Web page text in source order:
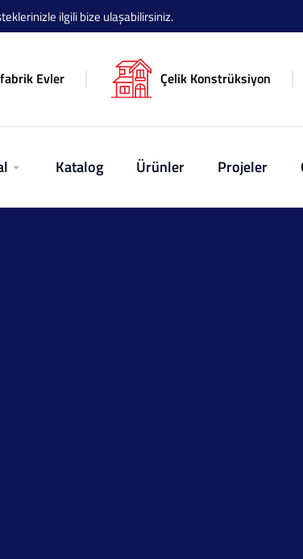
ilgili bize ulaşabilirsiniz.
Evler Çelik Konstrüksiyon
Katalog Ürünler Projeler